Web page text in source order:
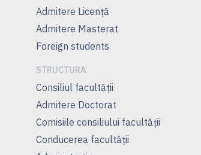
Admitere Licenţă
Admitere Masterat
Foreign students
STRUCTURA
Consiliul facultăţii
Admitere Doctorat
Comisiile consiliului facultăţii
Conducerea facultăţii